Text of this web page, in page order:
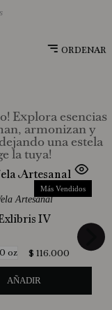
Explora esencias
armonizan y
una estela
la tuya!
Más Vendidos
Artesanal
IV
oz $ 116.000
AÑADIR